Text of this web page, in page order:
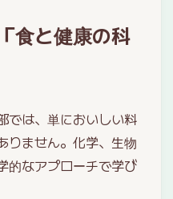
食と健康の科
では、単においしい料
りません。化学、生物
的なアプローチで学び